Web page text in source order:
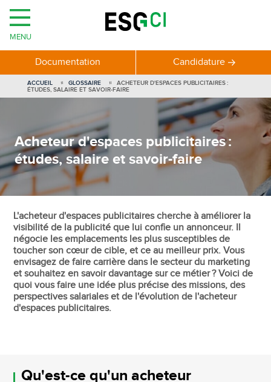
Acheteur d'espaces publicitaires :
études, salaire et savoir-faire
ACCUEIL GLOSSAIRE
ACHETEUR D'ESPACES PUBLICITAIRES :
ÉTUDES, SALAIRE ET SAVOIR-FAIRE
L'acheteur d'espaces publicitaires cherche à améliorer la
visibilité de la publicité que lui confie un annonceur. Il
négocie les emplacements les plus susceptibles de
toucher son cœur de cible, et ce au meilleur prix. Vous
envisagez de faire carrière dans le secteur du marketing
et souhaitez en savoir davantage sur ce métier ? Voici de
quoi vous faire une idée plus précise des missions, des
perspectives salariales et de l'évolution de l'acheteur
d'espaces publicitaires.
Qu'est-ce qu'un acheteur
MENU
Documentation Candidature